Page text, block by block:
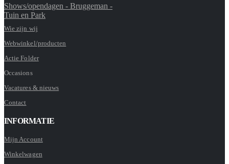
Shows/opendagen - Bruggeman -
Tuin en Park
Wie zijn wij
Webwinkel/producten
Actie Folder
Occasions
Vacatures & nieuws
Contact
INFORMATIE
Mijn Account
Winkelwagen